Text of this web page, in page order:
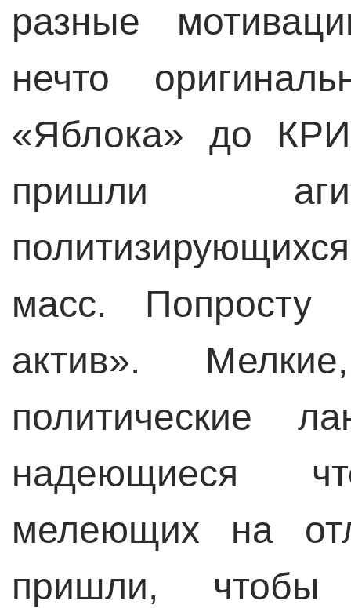
разные
нечто
«Яблока» до
пришли
масс. Попросту
актив».
политические
надеющиеся
мелеющих на
пришли, чтобы